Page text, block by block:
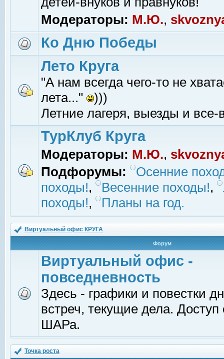
Модераторы: М.Ю.,
Ко Дню Победы
Лето Круга
"А нам всегда чего-то не
лета..."
)))
Летние лагеря, выезды и все-
ТурКлуб Круга
Модераторы: М.Ю.,
Подфорумы:
Осенние
походы!, Весенние походы!,
походы!, Планы на год.
Виртуальный офис КРУГА
Форум
Виртуальный офис -
повседневность
Здесь - графики и повестки
встреч, текущие дела.
ШАРа.
Точка роста